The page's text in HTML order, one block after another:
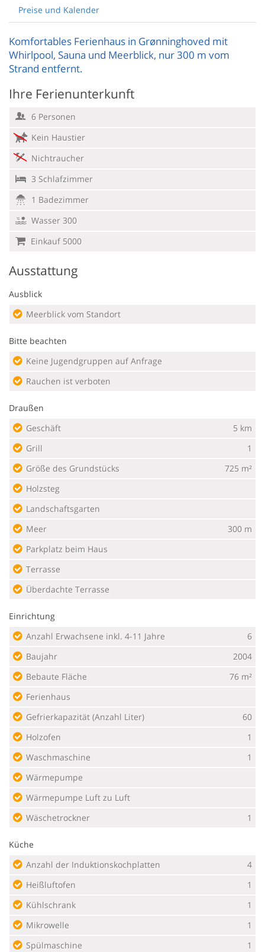
Preise und Kalender
Komfortables Ferienhaus in Grønninghoved mit
Whirlpool, Sauna und Meerblick, nur 300 m vom
Strand entfernt.
Ihre Ferienunterkunft
6 Personen
Kein Haustier
Nichtraucher
3 Schlafzimmer
1 Badezimmer
Wasser 300
Einkauf 5000
Ausstattung
Ausblick
Meerblick vom Standort
Bitte beachten
Keine Jugendgruppen auf Anfrage
Rauchen ist verboten
Draußen
Geschäft
5 km
Grill
1
Größe des Grundstücks
725 m²
Holzsteg
Landschaftsgarten
Meer
300 m
Parkplatz beim Haus
Terrasse
Überdachte Terrasse
Einrichtung
Anzahl Erwachsene inkl. 4-11 Jahre
6
Baujahr
2004
Bebaute Fläche
76 m²
Ferienhaus
Gefrierkapazität (Anzahl Liter)
60
Holzofen
1
Waschmaschine
1
Wärmepumpe
Wärmepumpe Luft zu Luft
Wäschetrockner
1
Küche
Anzahl der Induktionskochplatten
4
Heißluftofen
1
Kühlschrank
1
Mikrowelle
1
Spülmaschine
1